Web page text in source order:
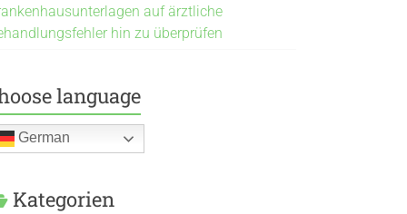
auf ärztliche
hin zu überprüfen
language
German
Kategorien